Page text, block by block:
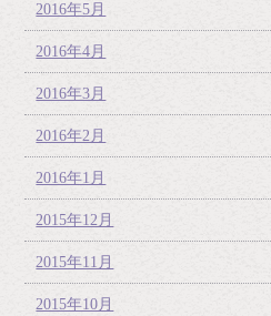
2016年5月
2016年4月
2016年3月
2016年2月
2016年1月
2015年12月
2015年11月
2015年10月